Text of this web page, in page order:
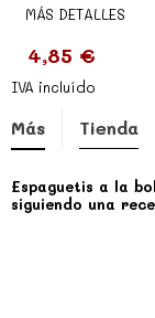
MÁS DETALLES
4,85 €
IVA incluído
Más Tienda
Espaguetis a la
siguiendo una